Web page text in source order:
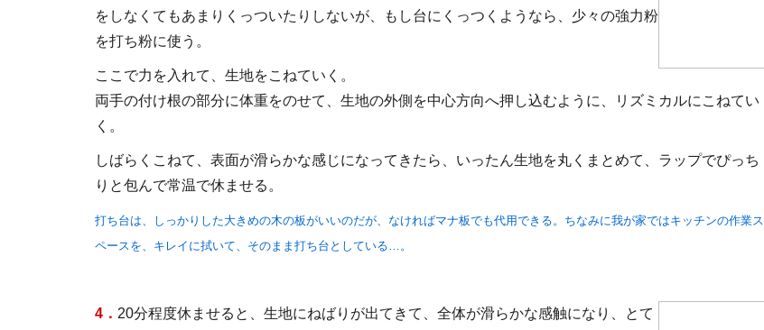
をしなくてもあまりくっついたりしないが、もし台にくっつくようなら、少々の強力粉
を打ち粉に使う。
ここで力を入れて、生地をこねていく。
両手の付け根の部分に体重をのせて、生地の外側を中心方向へ押し込むように、リズミカルにこねてい
く。
しばらくこねて、表面が滑らかな感じになってきたら、いったん生地を丸くまとめて、ラップでぴっち
りと包んで常温で休ませる。
打ち台は、しっかりした大きめの木の板がいいのだが、なければマナ板でも代用できる。ちなみに我が家ではキッチンの作業ス
ペースを、キレイに拭いて、そのまま打ち台としている…。
4． 20分程度休ませると、生地にねばりが出てきて、全体が滑らかな感触になり、とて